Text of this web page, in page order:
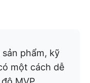
phẩm, kỹ
một cách dễ